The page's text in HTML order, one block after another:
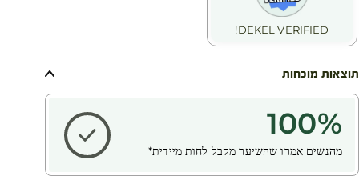
DEKEL VERIFIED!
תוצאות מוכחות
100%
מהנשים אמרו שהשיער מקבל לחות מיידית*